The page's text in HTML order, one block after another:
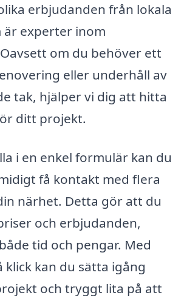
erbjudanden från lokala
är experter inom
om du behöver ett
eller underhåll av
tak, hjälper vi dig att hitta
ditt projekt.
i en enkel formulär kan du
få kontakt med flera
närhet. Detta gör att du
och erbjudanden,
tid och pengar. Med
klick kan du sätta igång
och tryggt lita på att